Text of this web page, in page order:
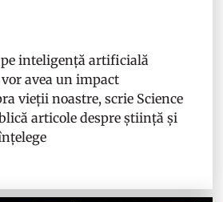
inteligență artificială
avea un impact
vieții noastre, scrie Science
articole despre știință și